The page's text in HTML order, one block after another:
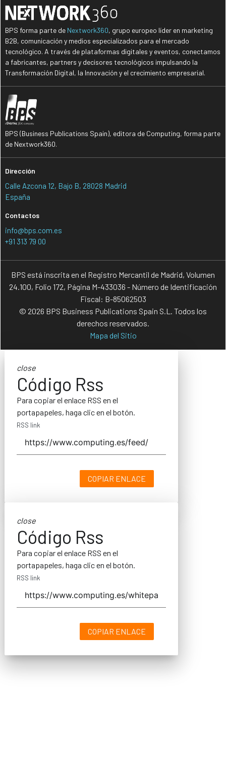
BPS forma parte de Nextwork360, grupo europeo líder en marketing
B2B, comunicación y medios especializados para el mercado
tecnológico. A través de plataformas digitales y eventos, conectamos
a fabricantes, partners y decisores tecnológicos impulsando la
Transformación Digital, la Innovación y el crecimiento empresarial.
BPS (Business Publications Spain), editora de Computing, forma parte
de Nextwork360.
Dirección
Calle Azcona 12, Bajo B, 28028 Madrid
España
Contactos
info@bps.com.es
+91 313 79 00
BPS está inscrita en el Registro Mercantil de Madrid, Volumen
24.100, Folio 172, Página M-433036 - Número de Identificación
Fiscal: B-85062503
© 2026 BPS Business Publications Spain S.L. Todos los
derechos reservados.
Mapa del Sitio
close
Código Rss
Para copiar el enlace RSS en el
portapapeles, haga clic en el botón.
RSS link
COPIAR ENLACE
close
Código Rss
Para copiar el enlace RSS en el
portapapeles, haga clic en el botón.
RSS link
COPIAR ENLACE